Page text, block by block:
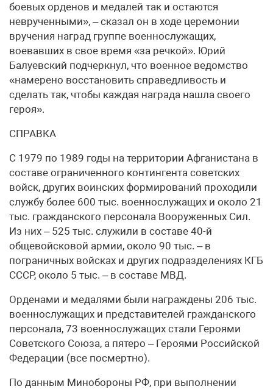
боевых орденов и медалей так и остаются
неврученными», – сказал он в ходе церемонии
вручения наград группе военнослужащих,
воевавших в свое время «за речкой». Юрий
Балуевский подчеркнул, что военное ведомство
«намерено восстановить справедливость и
сделать так, чтобы каждая награда нашла своего
героя».
СПРАВКА
С 1979 по 1989 годы на территории Афганистана в
составе ограниченного контингента советских
войск, других воинских формирований проходили
службу более 600 тыс. военнослужащих и около 21
тыс. гражданского персонала Вооруженных Сил.
Из них – 525 тыс. служили в составе 40-й
общевойсковой армии, около 90 тыс. – в
пограничных войсках и других подразделениях КГБ
СССР, около 5 тыс. – в составе МВД.
Орденами и медалями были награждены 206 тыс.
военнослужащих и представителей гражданского
персонала, 73 военнослужащих стали Героями
Советского Союза, а пятеро – Героями Российской
Федерации (все посмертно).
По данным Минобороны РФ, при выполнении